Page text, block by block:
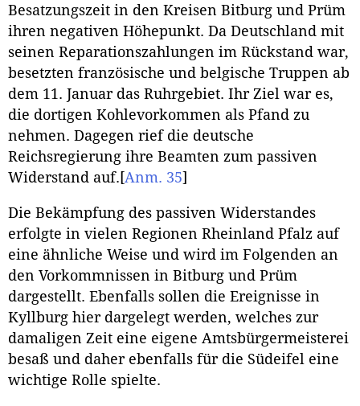
Besatzungszeit in den Kreisen Bitburg und Prüm
ihren negativen Höhepunkt. Da Deutschland mit
seinen Reparationszahlungen im Rückstand war,
besetzten französische und belgische Truppen ab
dem 11. Januar das Ruhrgebiet. Ihr Ziel war es,
die dortigen Kohlevorkommen als Pfand zu
nehmen. Dagegen rief die deutsche
Reichsregierung ihre Beamten zum passiven
Widerstand auf. [Anm. 35]
Die Bekämpfung des passiven Widerstandes
erfolgte in vielen Regionen Rheinland Pfalz auf
eine ähnliche Weise und wird im Folgenden an
den Vorkommnissen in Bitburg und Prüm
dargestellt. Ebenfalls sollen die Ereignisse in
Kyllburg hier dargelegt werden, welches zur
damaligen Zeit eine eigene Amtsbürgermeisterei
besaß und daher ebenfalls für die Südeifel eine
wichtige Rolle spielte.